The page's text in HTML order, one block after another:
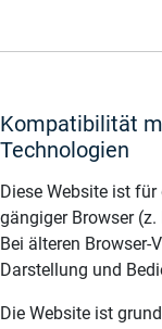
Kompatibilität
Technologien
Diese Website ist
gängiger Browser
Bei älteren Browser-
Darstellung und
Die Website ist